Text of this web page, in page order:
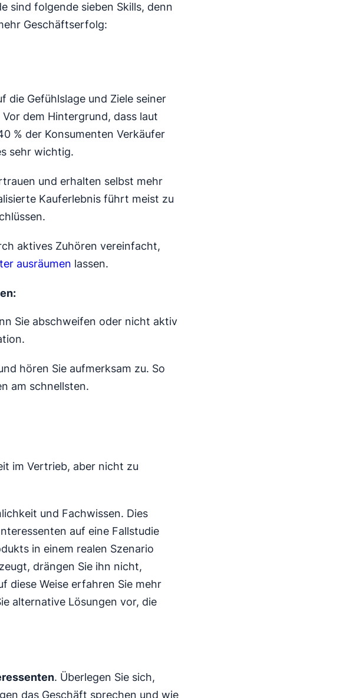
sind folgende sieben Skills, denn
Geschäftserfolg:
die Gefühlslage und Ziele seiner
dem Hintergrund, dass laut
% der Konsumenten Verkäufer
sehr wichtig.
und erhalten selbst mehr
Kauferlebnis führt meist zu
aktives Zuhören vereinfacht,
ausräumen lassen.
Sie abschweifen oder nicht aktiv
hören Sie aufmerksam zu. So
am schnellsten.
im Vertrieb, aber nicht zu
und Fachwissen. Dies
auf eine Fallstudie
in einem realen Szenario
drängen Sie ihn nicht,
diese Weise erfahren Sie mehr
alternative Lösungen vor, die
. Überlegen Sie sich,
das Geschäft sprechen und wie